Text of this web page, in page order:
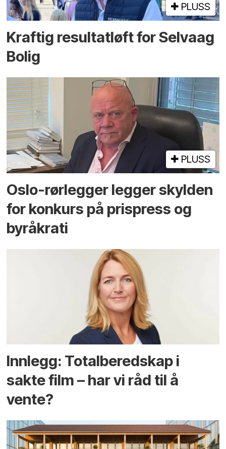
PLUSS
Kraftig resultatløft for Selvaag
Bolig
PLUSS
Oslo-rørlegger legger skylden
for konkurs på prispress og
byråkrati
Innlegg: Totalberedskap i
sakte film – har vi råd til å
vente?